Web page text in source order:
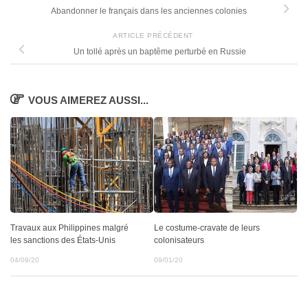
Abandonner le français dans les anciennes colonies
ARTICLE PRÉCÉDENT
Un tollé après un baptême perturbé en Russie
VOUS AIMEREZ AUSSI...
Travaux aux Philippines malgré
les sanctions des États-Unis
04/09/20
Le costume-cravate de leurs
colonisateurs
09/01/20